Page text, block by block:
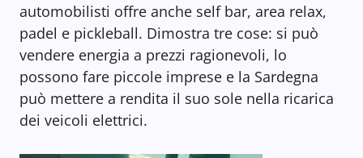
automobilisti offre anche self bar, area relax,
padel e pickleball. Dimostra tre cose: si può
vendere energia a prezzi ragionevoli, lo
possono fare piccole imprese e la Sardegna
può mettere a rendita il suo sole nella ricarica
dei veicoli elettrici.